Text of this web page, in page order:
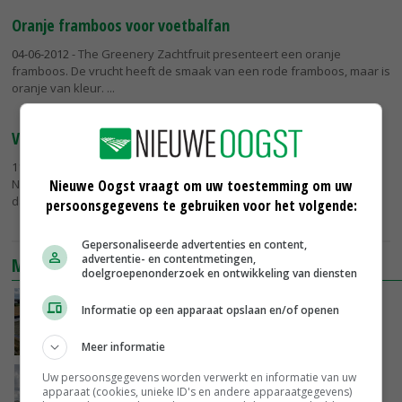
Oranje framboos voor voetbalfan
04-06-2012 - The Greenery Zachtfruit presenteert een oranje
framboos. De vrucht heeft de smaak van een rode framboos, maar is
oranje van kleur.
Vroege frambozen nu nog vroeger
11-04-2012
Nederlandse frambozen uit de glasteelt dit jaar eerder op de markt
dan andere jaren.
MEEST BEKEKEN
Droogte veroorzaakt steeds meer problemen:
‘Bassin afgelopen week al leeg’
06-08-2026
Koeien van enige drijvende boerderij ter
wereld zijn te koop
Nieuwe Oogst vraagt om uw toestemming om uw
persoonsgegevens te gebruiken voor het volgende:
Gepersonaliseerde advertenties en content,
advertentie- en contentmetingen,
doelgroepenonderzoek en ontwikkeling van diensten
Informatie op een apparaat opslaan en/of openen
Meer informatie
Uw persoonsgegevens worden verwerkt en informatie van uw
apparaat (cookies, unieke ID's en andere apparaatgegevens)